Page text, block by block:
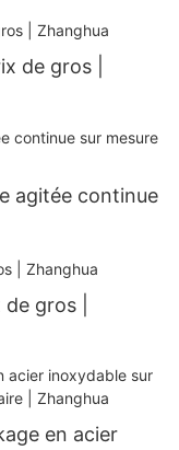
de gros |
agitée continue
gros |
en acier